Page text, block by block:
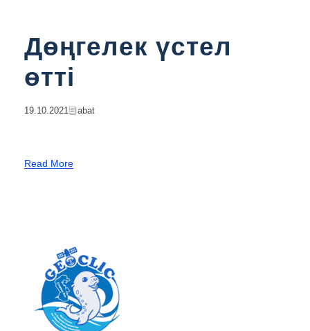
Дөңгелек үстел
өтті
19.10.2021 Abat
Read More